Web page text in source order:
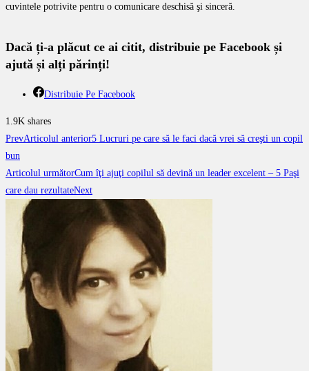
cuvintele potrivite pentru o comunicare deschisă şi sinceră.
Dacă ți-a plăcut ce ai citit, distribuie pe Facebook și
ajută și alți părinți!
Distribuie Pe Facebook
1.9K shares
PrevArticolul anterior5 Lucruri pe care să le faci dacă vrei să creşti un copil
bun
Articolul următorCum îţi ajuţi copilul să devină un leader excelent – 5 Paşi
care dau rezultateNext